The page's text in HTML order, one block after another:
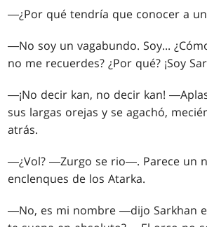
―¿Por qué tendría que conocer a
―No soy un vagabundo. Soy...
no me recuerdes? ¿Por qué? ¡Soy
―¡No decir kan, no decir kan!
sus largas orejas y se agachó,
atrás.
―¿Vol? ―Zurgo se rio―. Parece un
enclenques de los Atarka.
―No, es mi nombre ―dijo Sarkhan